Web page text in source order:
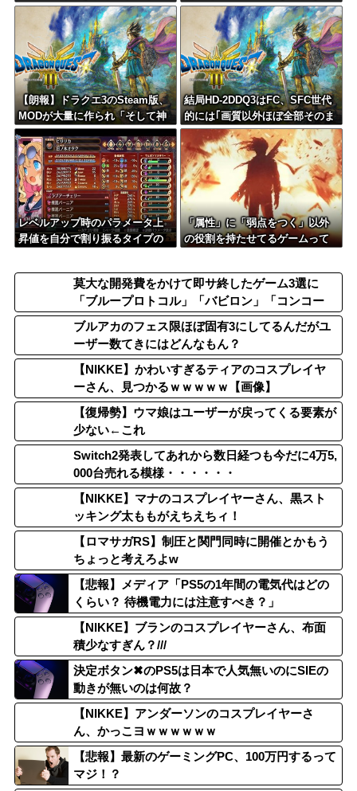
るツールない？
る？
【朗報】ドラクエ3のSteam版、
MODが大量に作られ「そして神
ゲーへ」
結局HD-2DDQ3はFC、SFC世代
的には｢画質以外ほぼ全部そのま
ま｣が望まれてるんだよな
レベルアップ時のパラメータ上
昇値を自分で割り振るタイプの
「属性」に「弱点をつく」以外
の役割を持たせてるゲームって
莫大な開発費をかけて即サ終したゲーム3選に
「ブループロトコル」「バビロン」「コンコー
ド」
ブルアカのフェス限ほぼ固有3にしてるんだがユ
ーザー数てきにはどんなもん？
【NIKKE】かわいすぎるティアのコスプレイヤ
ーさん、見つかるｗｗｗｗｗ【画像】
【復帰勢】ウマ娘はユーザーが戻ってくる要素が
少ない←これ
Switch2発表してあれから数日経つも今だに4万5,
000台売れる模様・・・・・・
【NIKKE】マナのコスプレイヤーさん、黒スト
ッキング太ももがえちえちィ！
【ロマサガRS】制圧と関門同時に開催とかもう
ちょっと考えろよw
【悲報】メディア「PS5の1年間の電気代はどの
くらい？ 待機電力には注意すべき？」
【NIKKE】ブランのコスプレイヤーさん、布面
積少なすぎん？///
決定ボタン✖のPS5は日本で人気無いのにSIEの
動きが無いのは何故？
【NIKKE】アンダーソンのコスプレイヤーさ
ん、かっこヨｗｗｗｗｗｗ
【悲報】最新のゲーミングPC、100万円するって
マジ！？